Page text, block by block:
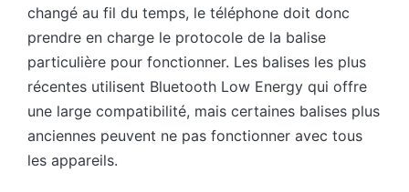
changé au fil du temps, le téléphone doit donc
prendre en charge le protocole de la balise
particulière pour fonctionner. Les balises les plus
récentes utilisent Bluetooth Low Energy qui offre
une large compatibilité, mais certaines balises plus
anciennes peuvent ne pas fonctionner avec tous
les appareils.